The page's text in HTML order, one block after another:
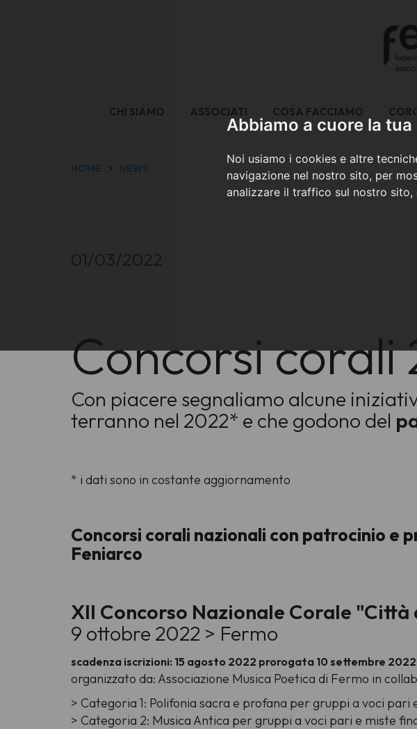
Abbiamo a cuore la
Noi usiamo i cookies e altre
navigazione nel nostro sito, per
analizzare il traffico sul nostro
CHI SIAMO ASSOCIATI COSA FACCIAMO
HOME NEWS
01/03/2022
Concorsi corali
Con piacere segnaliamo alcune
terranno nel 2022* e che godono del
* i dati sono in costante aggiornamento
Concorsi corali nazionali con patrocinio e
Feniarco
XII Concorso Nazionale Corale "Città
9 ottobre 2022 > Fermo
scadenza iscrizioni: 15 agosto 2022 prorogata 10 settembre 2022
organizzato da: Associazione Musica Poetica di Fermo in
> Categoria 1: Polifonia sacra e profana per gruppi a voci
> Categoria 2: Musica Antica per gruppi a voci pari e miste